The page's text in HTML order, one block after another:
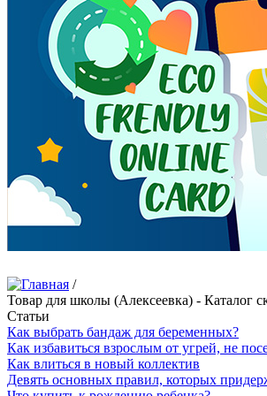
/
Товар для школы (Алексеевка) - Каталог
Статьи
Как выбрать бандаж для беременных?
Как избавиться взрослым от угрей, не
Как влиться в новый коллектив
Девять основных правил, которых